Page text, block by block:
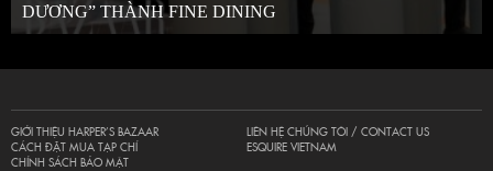
DƯƠNG” THÀNH FINE DINING
GIỚI THIỆU HARPER’S BAZAAR
CÁCH ĐẶT MUA TẠP CHÍ
CHÍNH SÁCH BẢO MẬT
LIÊN HỆ CHÚNG TÔI / CONTACT US
ESQUIRE VIETNAM